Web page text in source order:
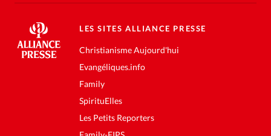
LES SITES ALLIANCE PRESSE
Christianisme Aujourd'hui
Evangéliques.info
Family
SpirituElles
Les Petits Reporters